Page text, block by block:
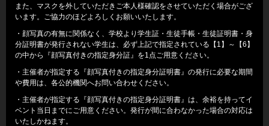
また、マスクを外していただきご本人様確認をさせていただく場合がござ
います。ご協力のほどよろしくお願いいたします。
・顔写真の有無に関係なく、学校より学生証・生徒手帳・生徒証明書・身
分証明書が発行されない学生は、必ず上記で指定されている【1】～【6】
の中から『顔写真付きの指定身分証』を1点ご用意ください。
・主催者が指定する『顔写真付きの指定身分証明書』の発行に必要な期間
や費用は、各公的機関へお問い合わせください。
・主催者が指定する『顔写真付きの指定身分証明書』は、余裕を持ってイ
ベント当日までにご用意ください。発行が間に合わなかった場合の対応は
いたしかねます。